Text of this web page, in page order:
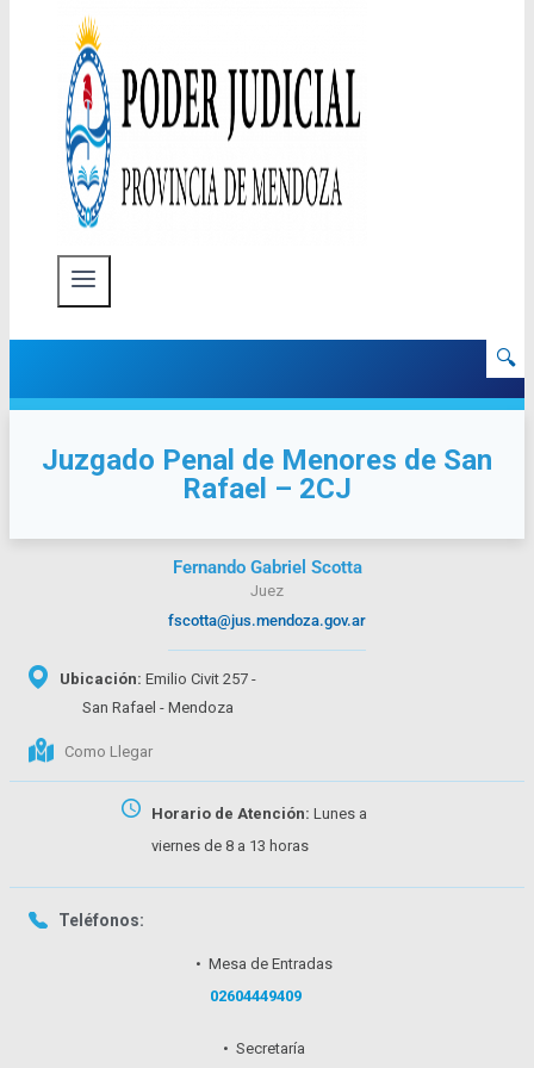
🔍
Juzgado Penal de Menores de San
Rafael – 2CJ
Fernando Gabriel Scotta
fscotta@jus.mendoza.gov.ar
Juez
Ubicación: Emilio Civit 257 -
San Rafael - Mendoza
Como Llegar
Horario de Atención: Lunes a
viernes de 8 a 13 horas
Teléfonos:
• Mesa de Entradas
02604449409
• Secretaría